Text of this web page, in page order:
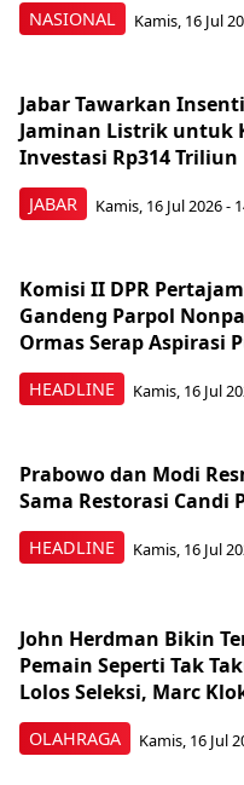
NASIONAL Kamis, 16 Jul
JABAR
Jabar Tawarkan
Jaminan Listrik untuk
Investasi Rp314 Triliun
Kamis, 16 Jul 2026 -
HEADLINE
Komisi II DPR
Gandeng Parpol
Ormas Serap Aspirasi
Kamis, 16 Jul
HEADLINE
Prabowo dan Modi
Sama Restorasi Candi
Kamis, 16 Jul
OLAHRAGA
John Herdman Bikin
Pemain Seperti Tak
Lolos Seleksi, Marc
Kamis, 16 Jul